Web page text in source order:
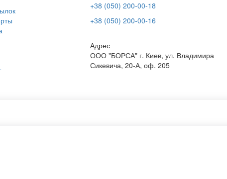
+38 (050) 200-00-18
+38 (050) 200-00-16
Адрес
ООО "БОРСА" г. Киев, ул. Владимира
Сикевича, 20-А, оф. 205